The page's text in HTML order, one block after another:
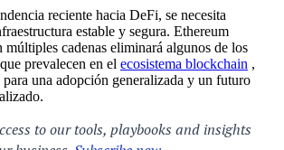
reciente hacia DeFi, se necesita
estable y segura. Ethereum
cadenas eliminará algunos de los
prevalecen en el ecosistema blockchain ,
una adopción generalizada y un futuro